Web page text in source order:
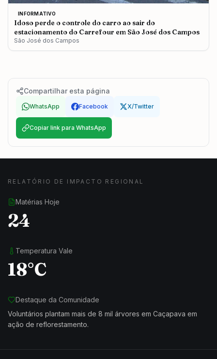
INFORMATIVO
Idoso perde o controle do carro ao sair do
estacionamento do Carrefour em São José dos Campos
São José dos Campos
Compartilhar esta página
WhatsApp Facebook X/Twitter
Copiar link para WhatsApp
RELATÓRIO DE IMPACTO REGIONAL
Matérias Hoje
24
Temperatura Vale
18°C
Destaque da Comunidade
Voluntários plantam mais de 8 mil árvores em Caçapava em
ação de reflorestamento.